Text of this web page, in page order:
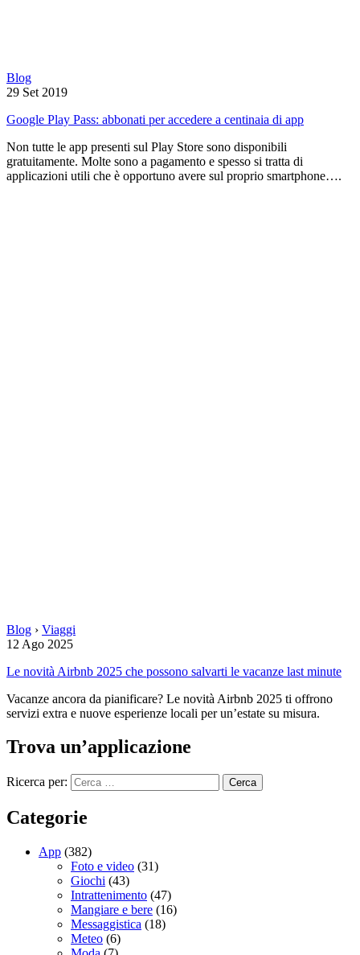
Blog
29 Set 2019
Google Play Pass: abbonati per accedere a centinaia di app
Non tutte le app presenti sul Play Store sono disponibili
gratuitamente. Molte sono a pagamento e spesso si tratta di
applicazioni utili che è opportuno avere sul proprio smartphone….
Blog › Viaggi
12 Ago 2025
Le novità Airbnb 2025 che possono salvarti le vacanze last minute
Vacanze ancora da pianificare? Le novità Airbnb 2025 ti offrono
servizi extra e nuove esperienze locali per un’estate su misura.
Trova un’applicazione
Ricerca per:
Categorie
App (382)
Foto e video (31)
Giochi (43)
Intrattenimento (47)
Mangiare e bere (16)
Messaggistica (18)
Meteo (6)